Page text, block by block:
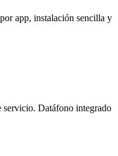
app, instalación sencilla y
servicio. Datáfono integrado